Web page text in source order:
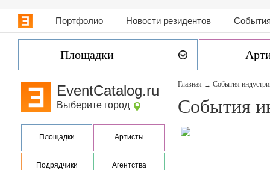
Портфолио Новости резидентов
Площадки
EventCatalog.ru
Выберите город
Площадки Артисты
Подрядчики Агентства
Главная → События
События